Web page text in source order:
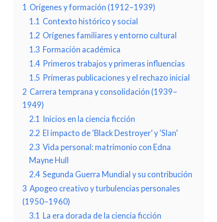
1 Orígenes y formación (1912–1939)
1.1 Contexto histórico y social
1.2 Orígenes familiares y entorno cultural
1.3 Formación académica
1.4 Primeros trabajos y primeras influencias
1.5 Primeras publicaciones y el rechazo inicial
2 Carrera temprana y consolidación (1939–
1949)
2.1 Inicios en la ciencia ficción
2.2 El impacto de ‘Black Destroyer’ y ‘Slan’
2.3 Vida personal: matrimonio con Edna
Mayne Hull
2.4 Segunda Guerra Mundial y su contribución
3 Apogeo creativo y turbulencias personales
(1950–1960)
3.1 La era dorada de la ciencia ficción